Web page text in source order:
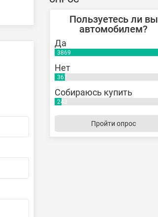
Пользуетесь ли вы
автомобилем?
Да
3869
Нет
367
Собираюсь купить
243
Пройти опрос